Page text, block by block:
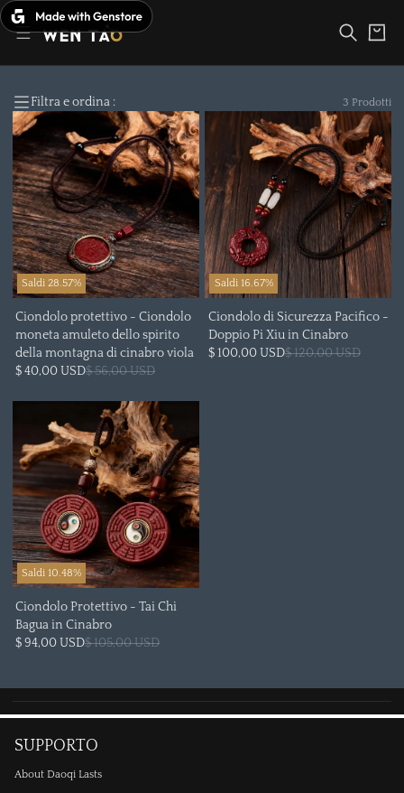
Vai
al
contenuto
Carrello
Filtra e ordina : 3 Prodotti
Saldi 28.57%
Ciondolo protettivo - Ciondolo
moneta amuleto dello spirito
della montagna di cinabro viola
$ 40,00 USD$ 56,00 USD
Saldi 16.67%
Ciondolo di Sicurezza Pacifico -
Doppio Pi Xiu in Cinabro
$ 100,00 USD$ 120,00 USD
Saldi 10.48%
Ciondolo Protettivo - Tai Chi
Bagua in Cinabro
$ 94,00 USD$ 105,00 USD
SUPPORTO
About Daoqi Lasts